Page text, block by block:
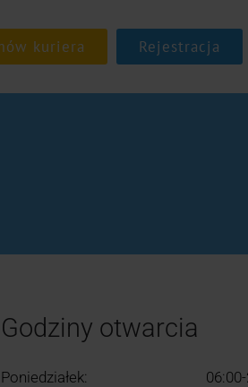
Rejestracja
Godziny otwarcia
Poniedziałek: